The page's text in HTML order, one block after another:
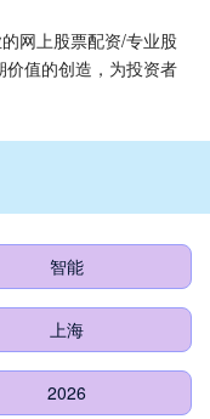
网上股票配资/专业股
值的创造，为投资者
智能
上海
2026